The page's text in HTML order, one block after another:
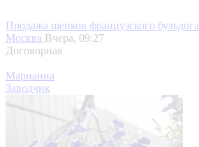
Продажа щенков французского бульдога
Москва Вчера, 09:27
Договорная
Марианна
Заводчик